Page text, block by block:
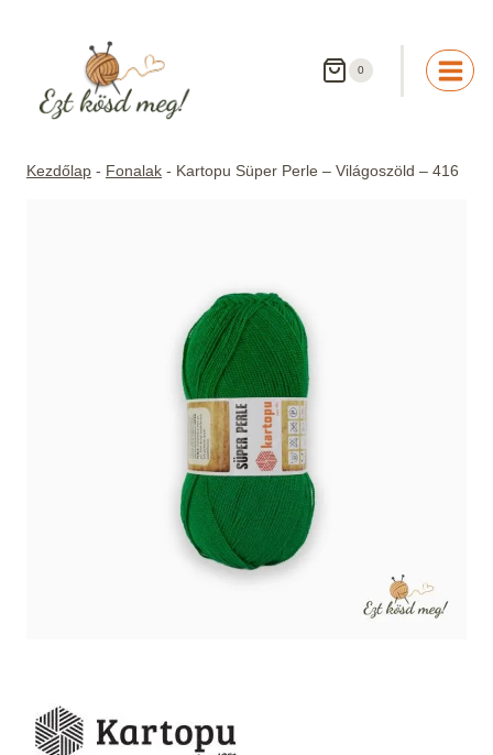
0
Kezdőlap - Fonalak - Kartopu Süper Perle – Világoszöld – 416